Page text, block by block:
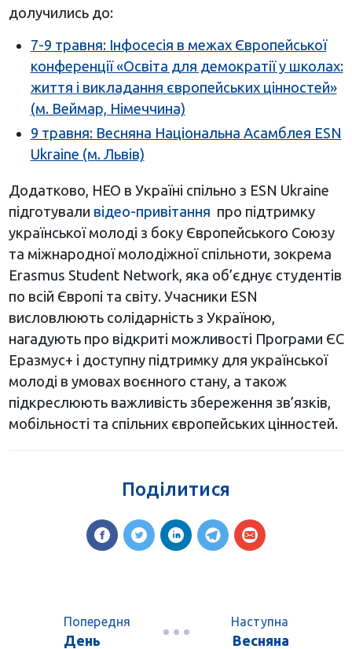
долучились до:
7-9 травня: Інфосесія в межах Європейської
конференції «Освіта для демократії у школах:
життя і викладання європейських цінностей»
(м. Веймар, Німеччина)
9 травня: Весняна Національна Асамблея ESN
Ukraine (м. Львів)
Додатково, НЕО в Україні спільно з ESN Ukraine
підготували відео-привітання про підтримку
української молоді з боку Європейського Союзу
та міжнародної молодіжної спільноти, зокрема
Erasmus Student Network, яка об’єднує студентів
по всій Європі та світу. Учасники ESN
висловлюють солідарність з Україною,
нагадують про відкриті можливості Програми ЄС
Еразмус+ і доступну підтримку для української
молоді в умовах воєнного стану, а також
підкреслюють важливість збереження зв’язків,
мобільності та спільних європейських цінностей.
Поділитися
Попередня
День
Наступна
Весняна